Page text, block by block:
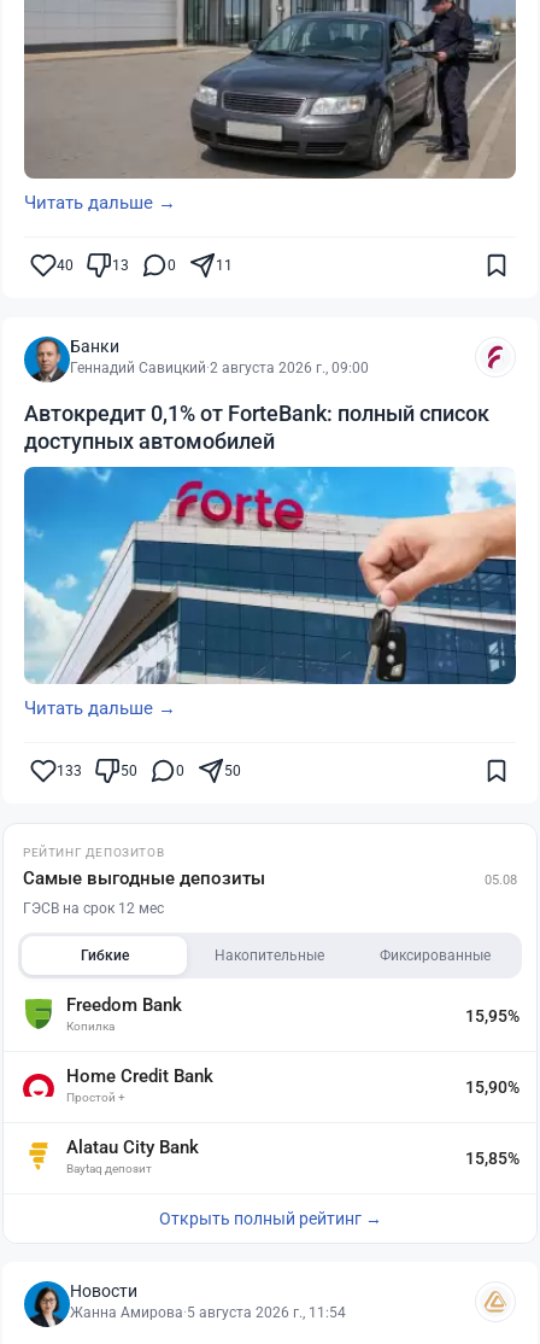
Читать дальше →
40 13 0 11
Банки
Геннадий Савицкий·2 августа 2026 г., 09:00
Автокредит 0,1% от ForteBank: полный список
доступных автомобилей
Читать дальше →
133 50 0 50
РЕЙТИНГ ДЕПОЗИТОВ
Самые выгодные депозиты 05.08
ГЭСВ на срок 12 мес
Гибкие Накопительные Фиксированные
Freedom Bank
Копилка
15,95%
Home Credit Bank
Простой +
15,90%
Alatau City Bank
Baytaq депозит
15,85%
Открыть полный рейтинг →
Новости
Жанна Амирова·5 августа 2026 г., 11:54